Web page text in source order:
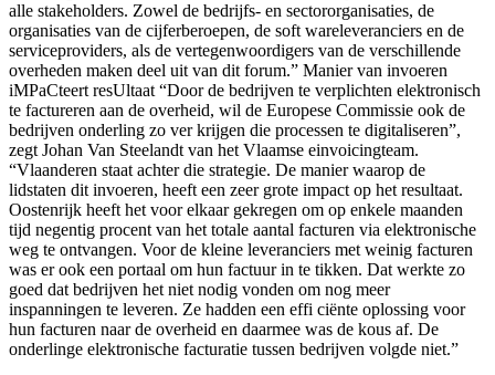
alle stakeholders. Zowel de bedrijfs- en sectororganisaties, de
organisaties van de cijferberoepen, de soft wareleveranciers en de
serviceproviders, als de vertegenwoordigers van de verschillende
overheden maken deel uit van dit forum.” Manier van invoeren
iMPaCteert resUltaat “Door de bedrijven te verplichten elektronisch
te factureren aan de overheid, wil de Europese Commissie ook de
bedrijven onderling zo ver krijgen die processen te digitaliseren”,
zegt Johan Van Steelandt van het Vlaamse einvoicingteam.
“Vlaanderen staat achter die strategie. De manier waarop de
lidstaten dit invoeren, heeft een zeer grote impact op het resultaat.
Oostenrijk heeft het voor elkaar gekregen om op enkele maanden
tijd negentig procent van het totale aantal facturen via elektronische
weg te ontvangen. Voor de kleine leveranciers met weinig facturen
was er ook een portaal om hun factuur in te tikken. Dat werkte zo
goed dat bedrijven het niet nodig vonden om nog meer
inspanningen te leveren. Ze hadden een effi ciënte oplossing voor
hun facturen naar de overheid en daarmee was de kous af. De
onderlinge elektronische facturatie tussen bedrijven volgde niet.”